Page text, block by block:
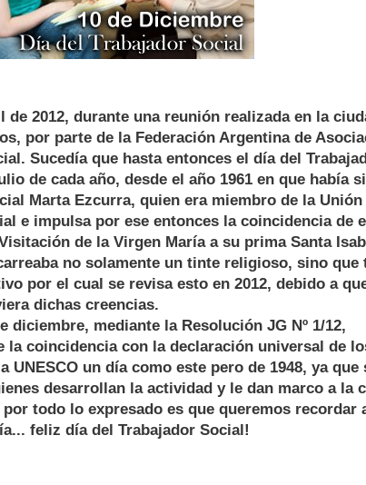
de 2012, durante una reunión realizada en la
por parte de la Federación Argentina de
Sucedía que hasta entonces el día del
de cada año, desde el año 1961 en que había
Marta Ezcurra, quien era miembro de la
e impulsa por ese entonces la coincidencia de
de la Virgen María a su prima Santa
no solamente un tinte religioso, sino que
por el cual se revisa esto en 2012, debido a
dichas creencias.
diciembre, mediante la Resolución JG Nº 1/12,
la coincidencia con la declaración universal de
UNESCO un día como este pero de 1948, ya que
desarrollan la actividad y le dan marco a la
todo lo expresado es que queremos recordar
feliz día del Trabajador Social!